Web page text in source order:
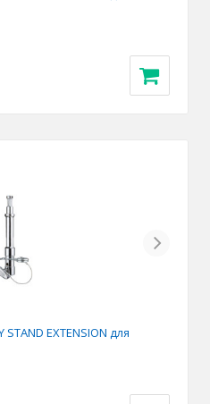
Next
EXTENSION для